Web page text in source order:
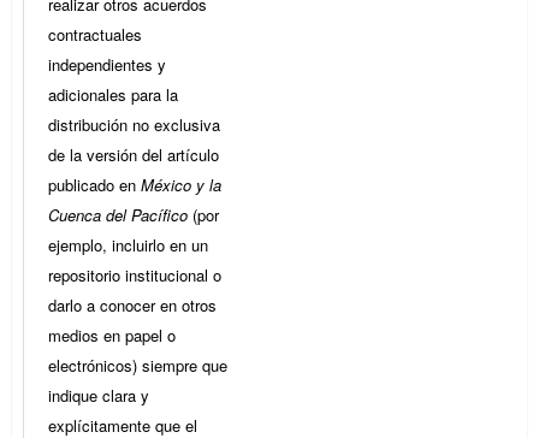
contractuales
independientes y
adicionales para la
distribución no exclusiva
de la versión del artículo
publicado en México y la
Cuenca del Pacífico (por
ejemplo, incluirlo en un
repositorio institucional o
darlo a conocer en otros
medios en papel o
electrónicos) siempre que
indique clara y
explícitamente que el